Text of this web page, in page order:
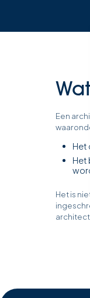
Een
Het
Het
Het is